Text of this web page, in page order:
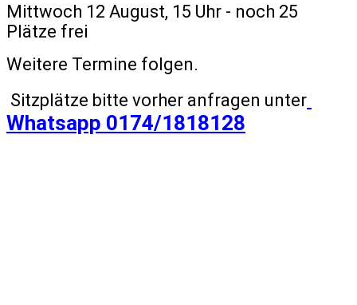
Mittwoch 12 August, 15 Uhr - noch 25
Plätze frei
Weitere Termine folgen.
Sitzplätze bitte vorher anfragen unter
Whatsapp 0174/1818128